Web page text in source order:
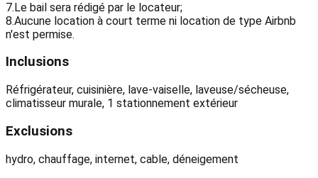
7.Le bail sera rédigé par le locateur;
8.Aucune location à court terme ni location de type Airbnb
n'est permise.
Inclusions
Réfrigérateur, cuisinière, lave-vaiselle, laveuse/sécheuse,
climatisseur murale, 1 stationnement extérieur
Exclusions
hydro, chauffage, internet, cable, déneigement